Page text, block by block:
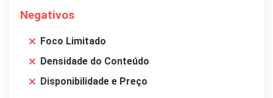
Negativos
Foco Limitado
Densidade do Conteúdo
Disponibilidade e Preço